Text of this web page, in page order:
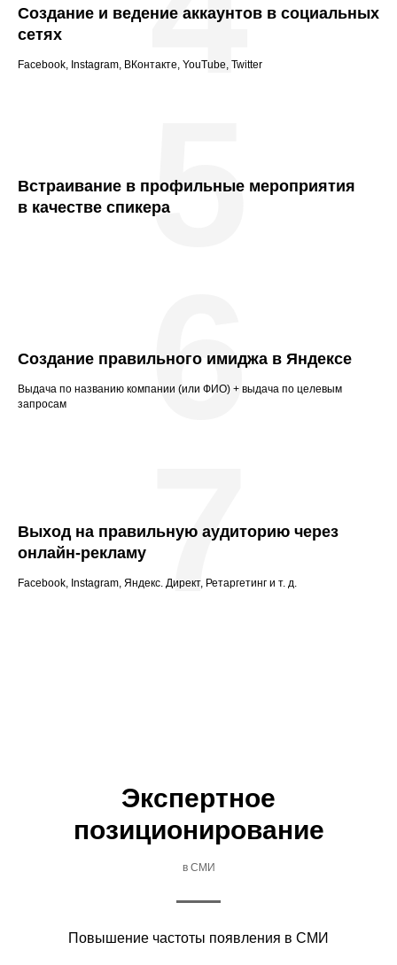
Создание и ведение аккаунтов в социальных
сетях
Facebook, Instagram, ВКонтакте, YouTube, Twitter
Встраивание в профильные мероприятия
в качестве спикера5
Создание правильного имиджа в Яндексе
Выдача по названию компании (или ФИО) + выдача по целевым
запросам
6
Выход на правильную аудиторию через
онлайн-рекламу
Facebook, Instagram, Яндекс. Директ, Ретаргетинг и т. д.
7
Экспертное
позиционирование
в СМИ
Повышение частоты появления в СМИ